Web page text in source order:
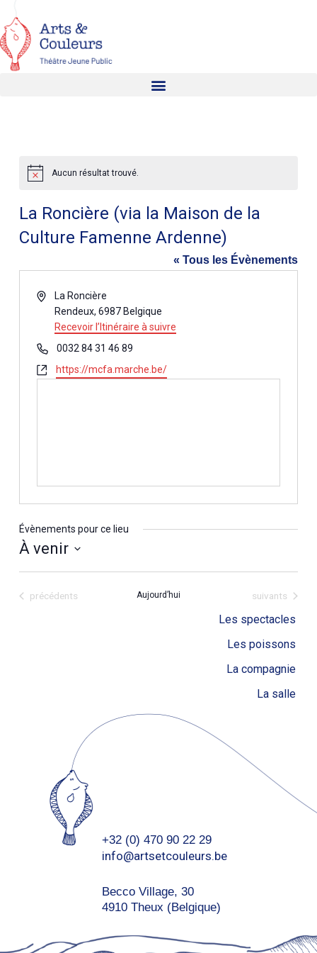
NoticeAucun résultat trouvé.
La Roncière (via la Maison de la
Culture Famenne Ardenne)
« Tous les Évènements
AdresseLa Roncière
Rendeux, 6987 Belgique
Recevoir l’Itinéraire à suivre
Téléphone
0032 84 31 46 89
Site
https://mcfa.marche.be/
Évènements pour ce lieu
À venir
date.
Évènements
précédents Aujourd’hui Évènements
suivants
Les spectacles
Les poissons
La compagnie
La salle
+32 (0) 470 90 22 29
info@artsetcouleurs.be
Becco Village, 30
4910 Theux (Belgique)